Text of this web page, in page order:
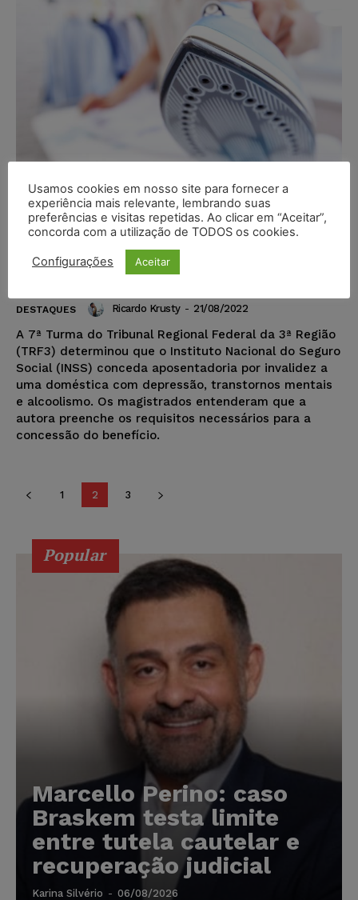
TRF3 determina que INSS conceda
aposentadoria por invalidez a
doméstica com depressão,
transtornos mentais e alcoolismo
DESTAQUES Ricardo Krusty - 21/08/2022
A 7ª Turma do Tribunal Regional Federal da 3ª Região
(TRF3) determinou que o Instituto Nacional do Seguro
Social (INSS) conceda aposentadoria por invalidez a
uma doméstica com depressão, transtornos mentais
e alcoolismo. Os magistrados entenderam que a
autora preenche os requisitos necessários para a
concessão do benefício.
1 2 3
Popular
Marcello Perino: caso
Braskem testa limite
entre tutela cautelar e
recuperação judicial
Karina Silvério - 06/08/2026
Usamos cookies em nosso site para fornecer a
experiência mais relevante, lembrando suas
preferências e visitas repetidas. Ao clicar em “Aceitar”,
concorda com a utilização de TODOS os cookies.
Configurações Aceitar